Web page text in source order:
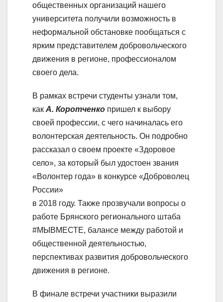
общественных организаций нашего
университета получили возможность в
неформальной обстановке пообщаться с
ярким представителем добровольческого
движения в регионе, профессионалом
своего дела.
В рамках встречи студенты узнали том,
как А. Коротченко пришел к выбору
своей профессии, с чего начиналась его
волонтерская деятельность. Он подробно
рассказал о своем проекте «Здоровое
село», за который был удостоен звания
«Волонтер года» в конкурсе «Доброволец
России»
в 2018 году. Также прозвучали вопросы о
работе Брянского регионального штаба
#МЫВМЕСТЕ, балансе между работой и
общественной деятельностью,
перспективах развития добровольческого
движения в регионе.
В финале встречи участники выразили